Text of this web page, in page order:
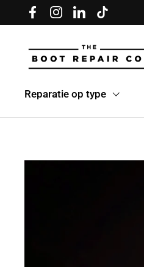
Ga naar inhoud
FacebookInstagram
LinkedInTikTok
Reparatie op type